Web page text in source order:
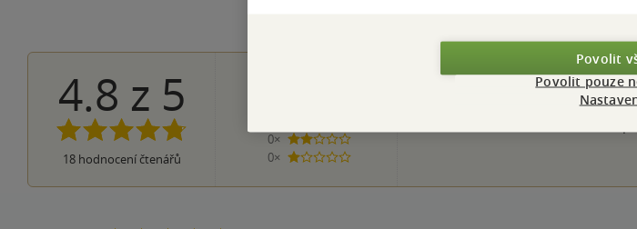
4.8 z 5
18hodnocení čtenářů
0×
2 hvězdičky
0×
1 hvezdička
PŘIDEJTE SVÉ
Povolit
Povolit pouze